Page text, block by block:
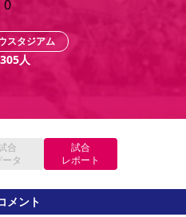
応援商店街
ク
セレッソフットサルパーク長居
届・出生届・命名書
イベント ファンクラブ
ツクラブ
0
スタジアム
人
合
ータ
試合
レポート
メント